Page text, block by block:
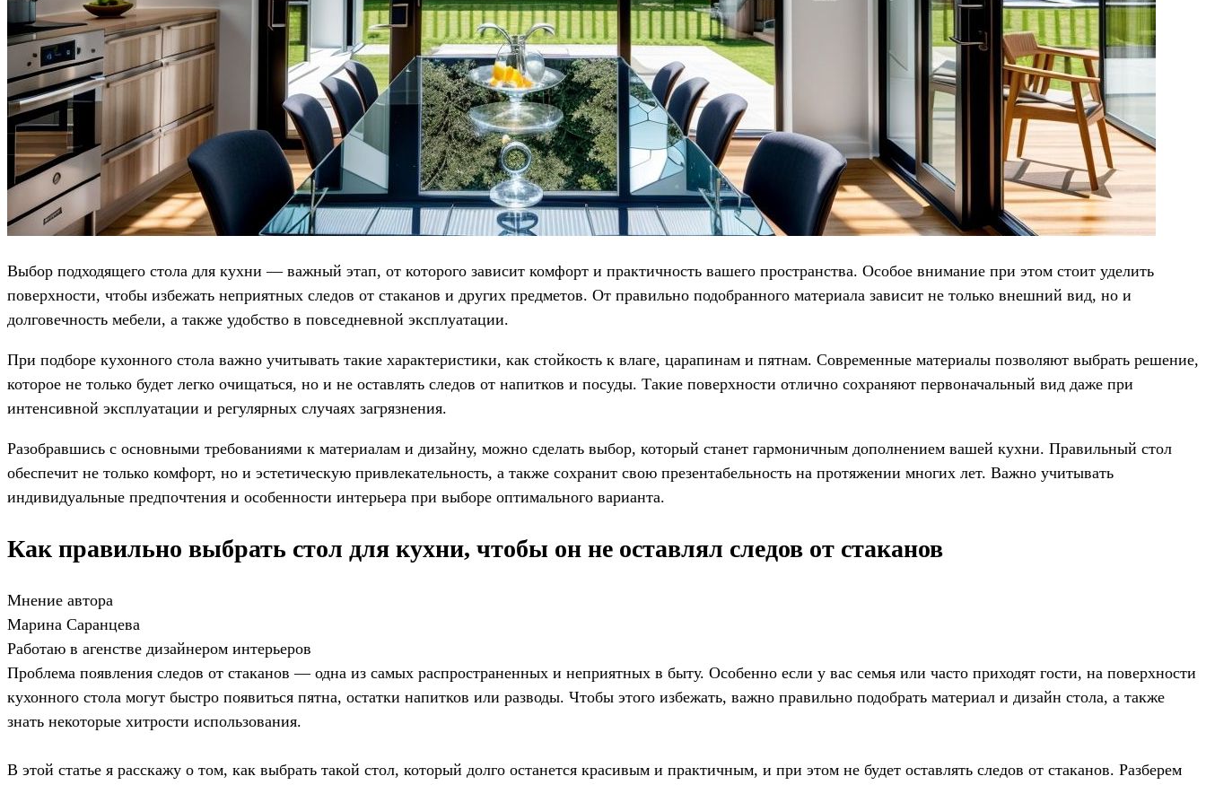
Выбор подходящего стола для кухни — важный этап, от которого зависит комфорт и практичность вашего пространства. Особое внимание при этом стоит уделить
поверхности, чтобы избежать неприятных следов от стаканов и других предметов. От правильно подобранного материала зависит не только внешний вид, но и
долговечность мебели, а также удобство в повседневной эксплуатации.
При подборе кухонного стола важно учитывать такие характеристики, как стойкость к влаге, царапинам и пятнам. Современные материалы позволяют выбрать решение,
которое не только будет легко очищаться, но и не оставлять следов от напитков и посуды. Такие поверхности отлично сохраняют первоначальный вид даже при
интенсивной эксплуатации и регулярных случаях загрязнения.
Разобравшись с основными требованиями к материалам и дизайну, можно сделать выбор, который станет гармоничным дополнением вашей кухни. Правильный стол
обеспечит не только комфорт, но и эстетическую привлекательность, а также сохранит свою презентабельность на протяжении многих лет. Важно учитывать
индивидуальные предпочтения и особенности интерьера при выборе оптимального варианта.
Как правильно выбрать стол для кухни, чтобы он не оставлял следов от стаканов
Мнение автора
Марина Саранцева
Работаю в агенстве дизайнером интерьеров
Проблема появления следов от стаканов — одна из самых распространенных и неприятных в быту. Особенно если у вас семья или часто приходят гости, на поверхности
кухонного стола могут быстро появиться пятна, остатки напитков или разводы. Чтобы этого избежать, важно правильно подобрать материал и дизайн стола, а также
знать некоторые хитрости использования.
В этой статье я расскажу о том, как выбрать такой стол, который долго останется красивым и практичным, и при этом не будет оставлять следов от стаканов. Разберем